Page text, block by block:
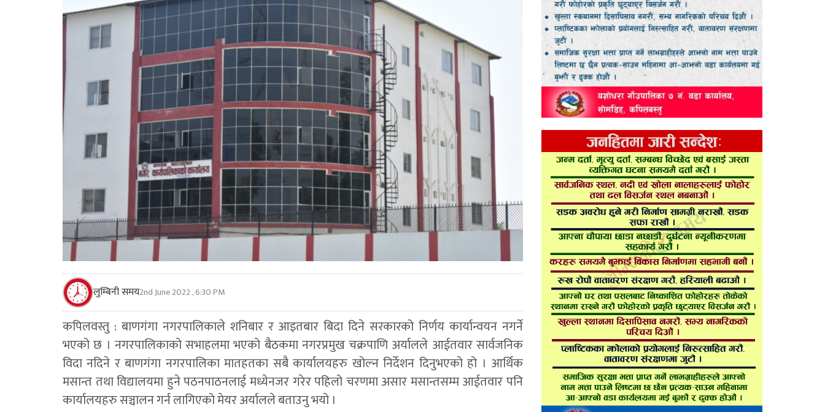
लुम्बिनी समय2nd June 2022 , 6:30 PM
कपिलवस्तु : बाणगंगा नगरपालिकाले शनिबार र आइतबार बिदा दिने सरकारको निर्णय कार्यान्वयन नगर्ने
भएको छ । नगरपालिकाको सभाहलमा भएको बैठकमा नगरप्रमुख चक्रपाणि अर्यालले आईतवार सार्वजनिक
विदा नदिने र बाणगंगा नगरपालिका मातहतका सबै कार्यालयहरु खोल्न निर्देशन दिनुभएको हो । आर्थिक
मसान्त तथा विद्यालयमा हुने पठनपाठनलाई मध्येनजर गरेर पहिलो चरणमा असार मसान्तसम्म आईतवार पनि
कार्यालयहरु सञ्चालन गर्न लागिएको मेयर अर्यालले बताउनु भयो ।